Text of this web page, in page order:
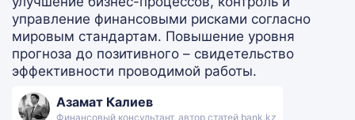
управление финансовыми рисками согласно
мировым стандартам. Повышение уровня
прогноза до позитивного – свидетельство
эффективности проводимой работы.
Азамат Калиев
Финансовый консультант, автор статей bank.kz